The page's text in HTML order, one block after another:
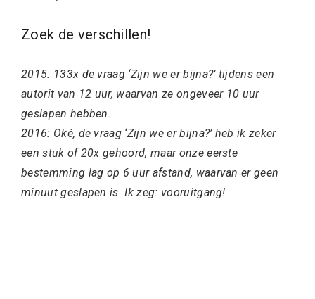
Zoek de verschillen!
2015: 133x de vraag ‘Zijn we er bijna?’ tijdens een
autorit van 12 uur, waarvan ze ongeveer 10 uur
geslapen hebben.
2016: Oké, de vraag ‘Zijn we er bijna?’ heb ik zeker
een stuk of 20x gehoord, maar onze eerste
bestemming lag op 6 uur afstand, waarvan er geen
minuut geslapen is. Ik zeg: vooruitgang!